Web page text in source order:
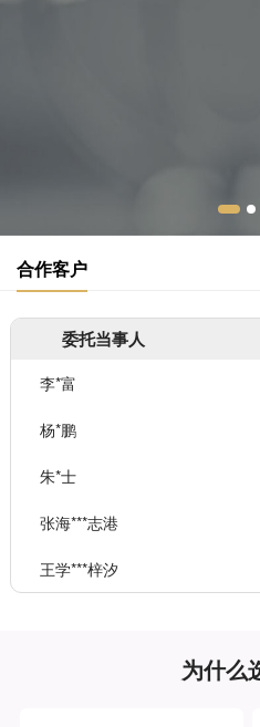
合作客户
委托当事人
李*富
杨*鹏
朱*士
张海***志港
王学***梓汐
为什么